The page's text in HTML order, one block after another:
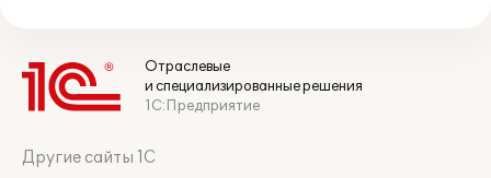
Отраслевые
и специализированные решения
1С:Предприятие
Другие сайты 1С